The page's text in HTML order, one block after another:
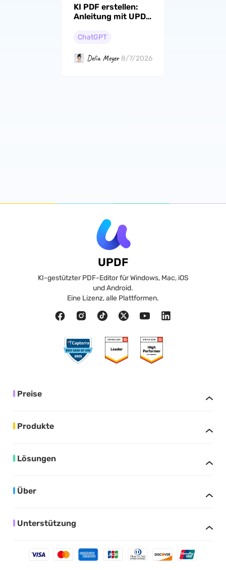
KI PDF erstellen:
Anleitung mit UPDF
ChatGPT
Delia Meyer 8/7/2026
UPDF
KI-gestützter PDF-Editor für Windows, Mac, iOS
und Android.
Eine Lizenz, alle Plattformen.
Preise
Produkte
Lösungen
Über
Unterstützung